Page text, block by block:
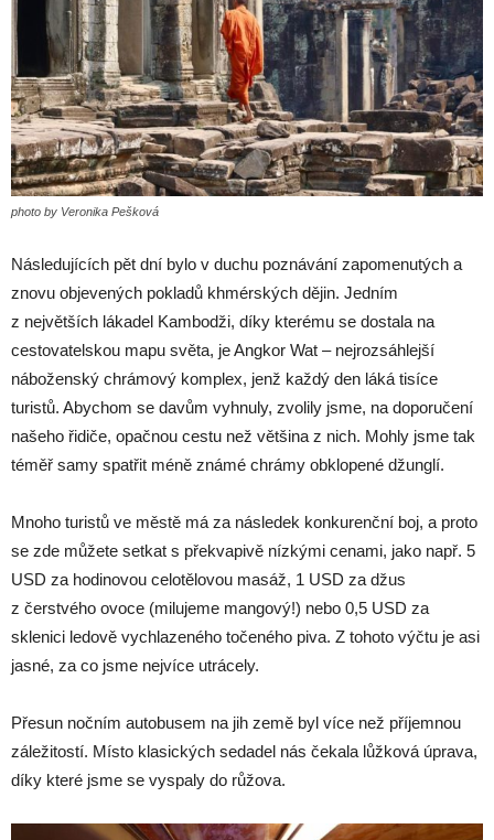
photo by Veronika Pešková
Následujících pět dní bylo v duchu poznávání zapomenutých a
znovu objevených pokladů khmérských dějin. Jedním
z největších lákadel Kambodži, díky kterému se dostala na
cestovatelskou mapu světa, je Angkor Wat – nejrozsáhlejší
náboženský chrámový komplex, jenž každý den láká tisíce
turistů. Abychom se davům vyhnuly, zvolily jsme, na doporučení
našeho řidiče, opačnou cestu než většina z nich. Mohly jsme tak
téměř samy spatřit méně známé chrámy obklopené džunglí.
Mnoho turistů ve městě má za následek konkurenční boj, a proto
se zde můžete setkat s překvapivě nízkými cenami, jako např. 5
USD za hodinovou celotělovou masáž, 1 USD za džus
z čerstvého ovoce (milujeme mangový!) nebo 0,5 USD za
sklenici ledově vychlazeného točeného piva. Z tohoto výčtu je asi
jasné, za co jsme nejvíce utrácely.
Přesun nočním autobusem na jih země byl více než příjemnou
záležitostí. Místo klasických sedadel nás čekala lůžková úprava,
díky které jsme se vyspaly do růžova.